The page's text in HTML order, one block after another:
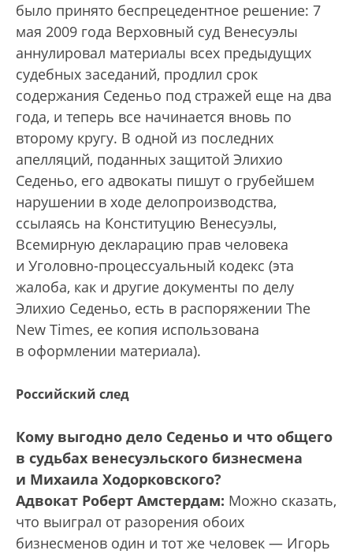
было принято беспрецедентное решение: 7
мая 2009 года Верховный суд Венесуэлы
аннулировал материалы всех предыдущих
судебных заседаний, продлил срок
содержания Седеньо под стражей еще на два
года, и теперь все начинается вновь по
второму кругу. В одной из последних
апелляций, поданных защитой Элихио
Седеньо, его адвокаты пишут о грубейшем
нарушении в ходе делопроизводства,
ссылаясь на Конституцию Венесуэлы,
Всемирную декларацию прав человека
и Уголовно-процессуальный кодекс (эта
жалоба, как и другие документы по делу
Элихио Седеньо, есть в распоряжении The
New Times, ее копия использована
в оформлении материала).
Российский след
Кому выгодно дело Седеньо и что общего
в судьбах венесуэльского бизнесмена
и Михаила Ходорковского?
Адвокат Роберт Амстердам: Можно сказать,
что выиграл от разорения обоих
бизнесменов один и тот же человек — Игорь